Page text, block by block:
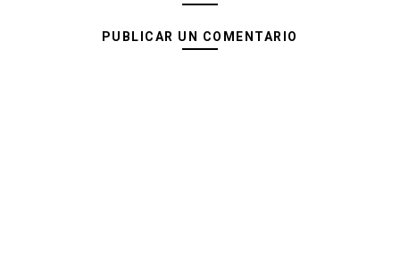
PUBLICAR UN COMENTARIO